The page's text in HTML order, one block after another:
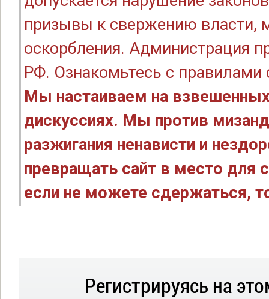
призывы к свержению власти,
оскорбления. Администрация
РФ. Ознакомьтесь с правилами
Мы настаиваем на
дискуссиях. Мы против
разжигания ненависти и
превращать сайт в место для
если не можете сдержаться,
Регистрируясь на